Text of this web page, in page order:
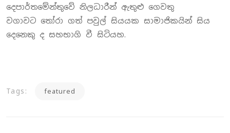
දෙපාර්තමේන්තුවේ නිලධාරීන් ඇතුළු ගෙවතු
වගාවට තෝරා ගත් පවුල් සියයක සාමාජිකයින් සිය
දෙනෙකු ද සහභාගි වී සිටියහ.
Tags: featured